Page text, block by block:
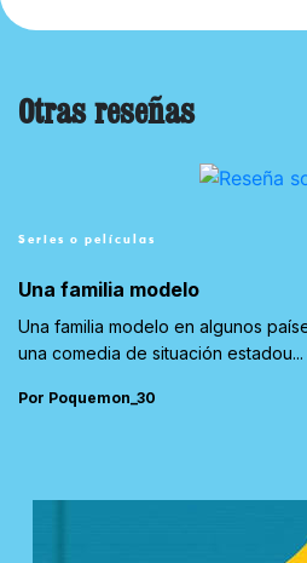
Otras reseñas
Series o películas
Una familia modelo
Una familia modelo en algunos
una comedia de situación estadou...
Por Poquemon_30